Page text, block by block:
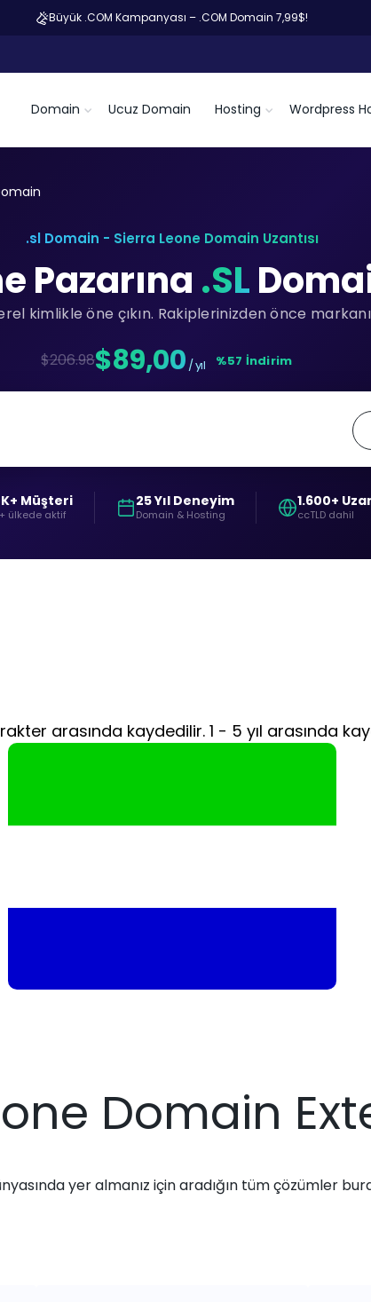
Büyük .COM Kampanyası – .COM Domain 7,99$!
Domain Ucuz Domain Hosting Wordpress
.sl Domain - Sierra Leone Domain Uzantısı
Pazarına .SL
kimlikle öne çıkın. Rakiplerinizden önce
$206.98$89,00 / yıl %57 İndirim
Müşteri
ülkede aktif
25 Yıl Deneyim
Domain & Hosting
1.600+
ccTLD dahil
arasında kaydedilir. 1 - 5 yıl arasında
Domain
yer almanız için aradığın tüm çözümler